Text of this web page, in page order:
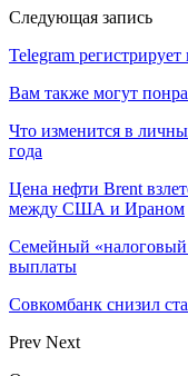
Следующая запись
Telegram
Вам также могут
Что изменится в
года
Цена нефти Brent
между США и Ираном
Семейный «налоговый
выплаты
Совкомбанк снизил
Prev Next